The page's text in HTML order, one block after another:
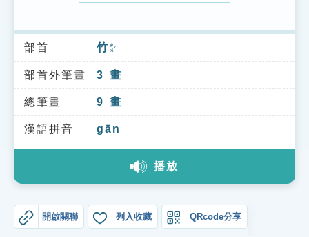
索引選單
知識索引
單字索引
生命大百科索引
教學應用
部首 竹 ㄓㄨˊ
部首外筆畫 3 畫
總筆畫 9 畫
漢語拼音 gān
播放
開啟關聯 列入收藏 QRcode分享